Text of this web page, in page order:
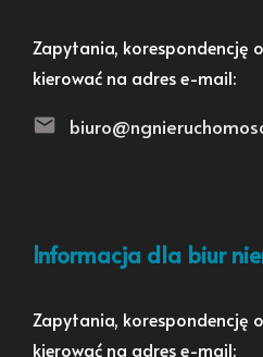
Zapytania, korespondencję
kierować na adres e-mail:
Informacja dla biur
Zapytania, korespondencję
kierować na adres e-mail: